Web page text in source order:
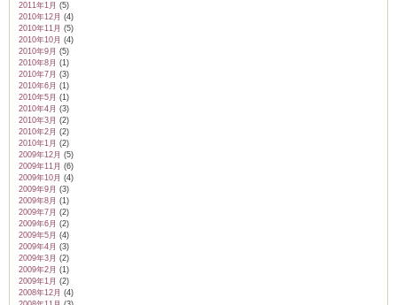
2011年1月 (5)
2010年12月 (4)
2010年11月 (5)
2010年10月 (4)
2010年9月 (5)
2010年8月 (1)
2010年7月 (3)
2010年6月 (1)
2010年5月 (1)
2010年4月 (3)
2010年3月 (2)
2010年2月 (2)
2010年1月 (2)
2009年12月 (5)
2009年11月 (6)
2009年10月 (4)
2009年9月 (3)
2009年8月 (1)
2009年7月 (2)
2009年6月 (2)
2009年5月 (4)
2009年4月 (3)
2009年3月 (2)
2009年2月 (1)
2009年1月 (2)
2008年12月 (4)